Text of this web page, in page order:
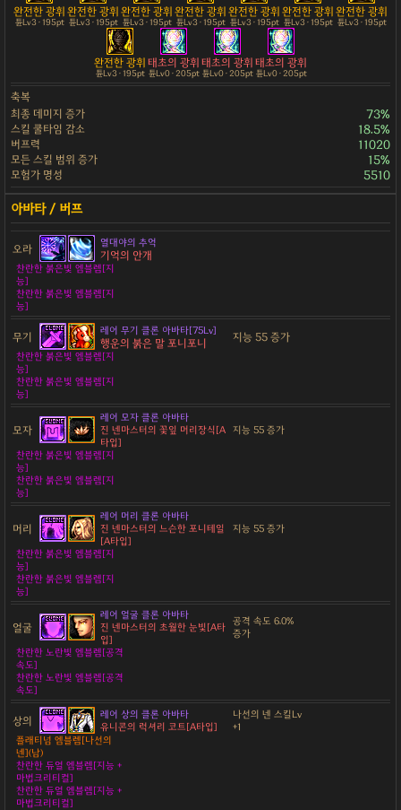
완전한 광휘
튠Lv3 · 195pt
완전한 광휘
튠Lv3 · 195pt
완전한 광휘
튠Lv3 · 195pt
완전한 광휘
튠Lv3 · 195pt
완전한 광휘
튠Lv3 · 195pt
완전한 광휘
튠Lv3 · 195pt
완전한 광휘
튠Lv3 · 195pt
완전한 광휘
튠Lv3 · 195pt
태초의 광휘
튠Lv0 · 205pt
태초의 광휘
튠Lv0 · 205pt
태초의 광휘
튠Lv0 · 205pt
축복
최종 데미지 증가
73%
스킬 쿨타임 감소 18.5%
버프력 11020
모든 스킬 범위 증가 15%
모험가 명성 5510
오라 열대야의 추억
기억의 안개
찬란한 붉은빛 엠블렘[지
능]
찬란한 붉은빛 엠블렘[지
능]
무기 레어 무기 클론 아바타[75Lv]
행운의 붉은 말 포니포니 지능 55 증가
찬란한 붉은빛 엠블렘[지
능]
찬란한 붉은빛 엠블렘[지
능]
모자
레어 모자 클론 아바타
진 넨마스터의 꽃잎 머리장식[A
타입]
지능 55 증가
찬란한 붉은빛 엠블렘[지
능]
찬란한 붉은빛 엠블렘[지
능]
머리
레어 머리 클론 아바타
진 넨마스터의 느슨한 포니테일
[A타입]
지능 55 증가
찬란한 붉은빛 엠블렘[지
능]
찬란한 붉은빛 엠블렘[지
능]
얼굴
레어 얼굴 클론 아바타
진 넨마스터의 초월한 눈빛[A타
입]
공격 속도 6.0%
증가
찬란한 노란빛 엠블렘[공격
속도]
찬란한 노란빛 엠블렘[공격
속도]
상의
레어 상의 클론 아바타
유니콘의 럭셔리 코트[A타입]
나선의 넨 스킬Lv
+1
플래티넘 엠블렘[나선의
넨](남)
찬란한 듀얼 엠블렘[지능 +
마법크리티컬]
찬란한 듀얼 엠블렘[지능 +
마법크리티컬]